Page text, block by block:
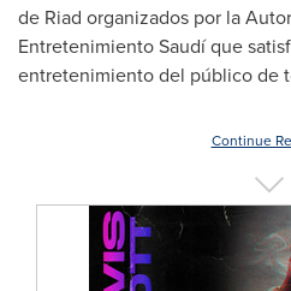
de Riad organizados por la
Entretenimiento Saudí que
entretenimiento del público de
Continue